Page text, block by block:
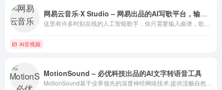
网易云音乐·X Studio – 网易出品的AI写歌平台，输入曲谱即可演唱~
AI音视频
MotionSound – 必优科技出品的AI文字转语音工具